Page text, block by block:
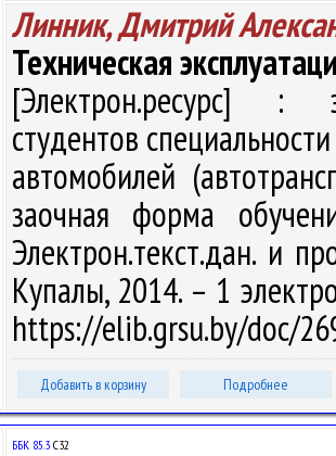
Линник, Дмитрий
Техническая
[Электрон.ресурс] :
студентов
автомобилей
заочная форма
Электрон.текст.дан. и
Купалы, 2014. – 1
https://elib.grsu.by/doc/
Добавить в корзину Подробнее
ББК 85.3 С32